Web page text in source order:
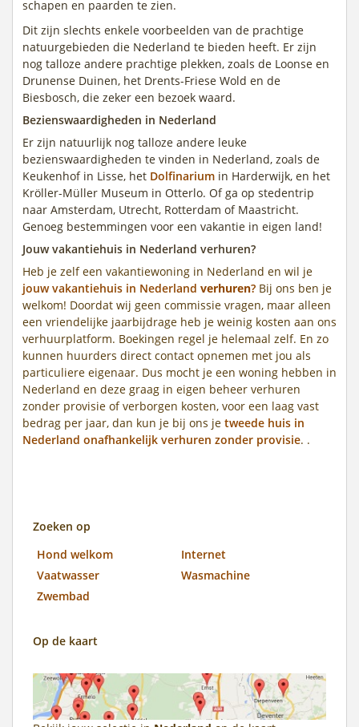
schapen en paarden te zien.
Dit zijn slechts enkele voorbeelden van de prachtige
natuurgebieden die Nederland te bieden heeft. Er zijn
nog talloze andere prachtige plekken, zoals de Loonse en
Drunense Duinen, het Drents-Friese Wold en de
Biesbosch, die zeker een bezoek waard.
Bezienswaardigheden in Nederland
Er zijn natuurlijk nog talloze andere leuke
bezienswaardigheden te vinden in Nederland, zoals de
Keukenhof in Lisse, het Dolfinarium in Harderwijk, en het
Kröller-Müller Museum in Otterlo. Of ga op stedentrip
naar Amsterdam, Utrecht, Rotterdam of Maastricht.
Genoeg bestemmingen voor een vakantie in eigen land!
Jouw vakantiehuis in Nederland verhuren?
Heb je zelf een vakantiewoning in Nederland en wil je
jouw vakantiehuis in Nederland verhuren? Bij ons ben je
welkom! Doordat wij geen commissie vragen, maar alleen
een vriendelijke jaarbijdrage heb je weinig kosten aan ons
verhuurplatform. Boekingen regel je helemaal zelf. En zo
kunnen huurders direct contact opnemen met jou als
particuliere eigenaar. Dus mocht je een woning hebben in
Nederland en deze graag in eigen beheer verhuren
zonder provisie of verborgen kosten, voor een laag vast
bedrag per jaar, dan kun je bij ons je tweede huis in
Nederland onafhankelijk verhuren zonder provisie. .
Zoeken op
Hond welkom
Internet
Vaatwasser
Wasmachine
Zwembad
Op de kaart